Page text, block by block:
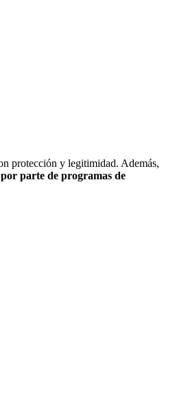
protección y legitimidad. Además,
parte de programas de